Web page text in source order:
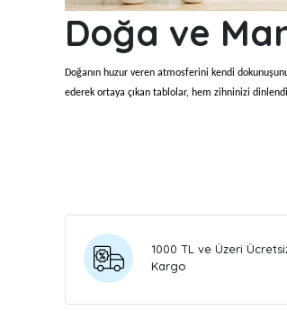
Doğa ve
Doğanın huzur veren atmosferini kendi
ederek ortaya çıkan tablolar, hem zihninizi
Sayılarla Tuval
Numaralandırılmış Tuval Sistemi
ile doğa ve
yansımaları ve doğal dokular adım adım ortaya
Daha doğal ve yumuşak geçişler elde etmek için
1000 TL ve Üzeri
Kargo